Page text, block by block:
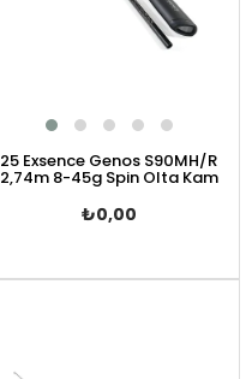
25 Exsence Genos S90MH/R
2,74m 8-45g Spin Olta Kam
₺0,00